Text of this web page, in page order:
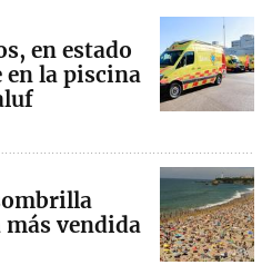
en estado
en la piscina
vendida